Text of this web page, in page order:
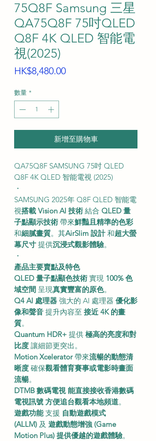
75Q8F Samsung 三星
QA75Q8F 75吋QLED
Q8F 4K QLED 智能電
視(2025)
HK$8,480.00價
數量 *
新增至購物車
QA75Q8F SAMSUNG 75吋 QLED
Q8F 4K QLED 智能電視 (2025)
・
SAMSUNG 2025年 Q8F QLED 智能電
視搭載 Vision AI 技術 結合 QLED 量
子點顯示技術 帶來鮮豔且精準的色彩
和細膩畫質。其AirSlim 設計和超大螢
幕尺寸 提供沉浸式觀影體驗。
・
產品主要賣點及特色
QLED 量子點顯色技術 實現 100% 色
域空間 呈現真實豐富的原色。
Q4 AI 處理器 強大的 AI 處理器 優化影
像和聲音 提升內容至 接近 4K 的畫
質。
Quantum HDR+ 提供 極高的亮度和對
比度 讓細節更突出。
Motion Xcelerator帶來流暢的動態清
晰度 確保觀看體育賽事或電影時畫面
流暢。
DTMB 數碼電視 能直接接收香港數碼
電視訊號 方便追台觀看本地頻道。
遊戲功能支援 自動遊戲模式
(ALLM) 及 遊戲動態增強 (Game
Motion Plus) 提供優越的遊戲體驗。